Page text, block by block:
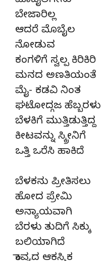
ಬೇಜಾರಿಲ್ಲ
ಆದರೆ ಮೊಬೈಲ
ನೋಡುವ
ಕಂಗಳಿಗೆ ಸ್ವಲ್ಪ ಕಿರಿಕಿರಿ
ಮನದ ಅಣತಿಯಂತೆ
ಮೈ- ಕಡವಿ ನಿಂತ
ಘಟೋದ್ಗಜ ಹೆಬ್ಬರಳು
ಬೆಳಕಿಗೆ ಮುತ್ತಿಡುತ್ತಿದ್ದ
ಕೀಟವನ್ನು ಸ್ಕ್ರೀನಿಗೆ
ಒತ್ತಿ ಒರೆಸಿ ಹಾಕಿದೆ
ಬೆಳಕನು ಪ್ರೀತಿಸಲು
ಹೋದ ಪ್ರೇಮಿ
ಅನ್ಯಾಯವಾಗಿ
ಬೆರಳು ತುದಿಗೆ ಸಿಕ್ಕು
ಬಲಿಯಾಗಿದೆ